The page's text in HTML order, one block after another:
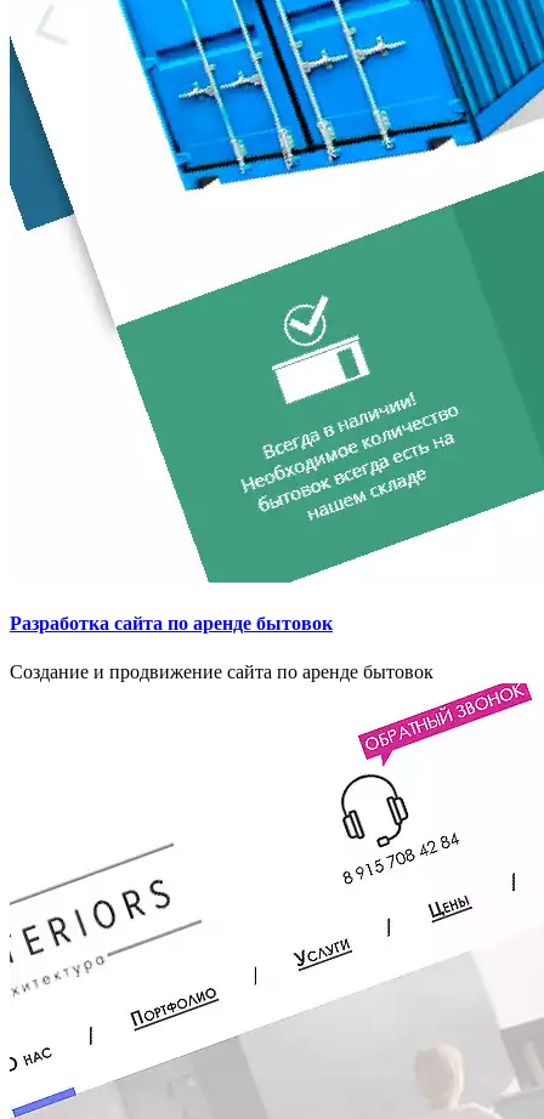
Разработка сайта по аренде бытовок
Создание и продвижение сайта по аренде бытовок